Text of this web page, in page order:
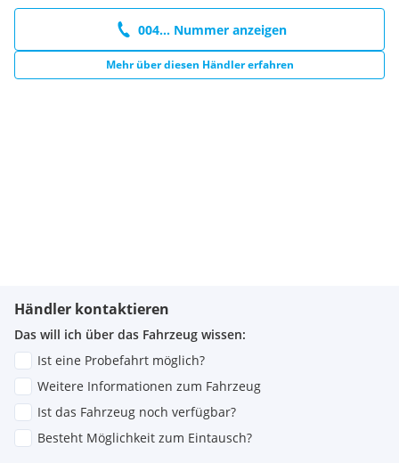
004... Nummer anzeigen
Mehr über diesen Händler erfahren
Händler kontaktieren
Das will ich über das Fahrzeug wissen:
Ist eine Probefahrt möglich?
Weitere Informationen zum Fahrzeug
Ist das Fahrzeug noch verfügbar?
Besteht Möglichkeit zum Eintausch?